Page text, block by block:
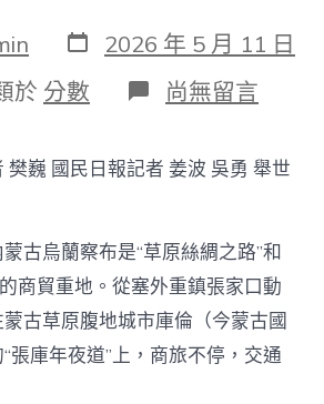
發
表
日
期
2026 年 5 月 11 日
於 分數 在
〈邊
見
聞
“草
原
絲
路
去
秀
尚無留言
樊巍 國民日報記者 姜波 吳勇 舉世
古烏蘭察布是“草原絲綢之路”和
商貿重地。從塞外重鎮張家口動
古草原腹地城市庫倫（今蒙古國
張庫年夜道”上，商旅不停，交通